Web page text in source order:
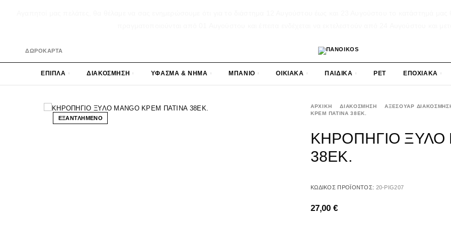
ΔΩΡΟΚΑΡΤΑ
ΕΠΙΠΛΑ ΔΙΑΚΟΣΜΗΣΗ ΥΦΑΣΜΑ & ΝΗΜΑ ΜΠΑΝΙΟ ΟΙΚΙΑΚΑ ΠΑΙΔΙΚΑ PET ΕΠΟΧΙΑΚΑ
ΕΞΑΝΤΛΗΜΕΝΟ
ΑΡΧΙΚΉ ΔΙΑΚΟΣΜΗΣΗ ΑΞΕΣΟΥΑΡ
ΚΡΕΜ ΠΑΤΙΝΑ 38ΕΚ.
ΚΗΡΟΠΗΓΙΟ ΞΥΛΟ
38ΕΚ.
ΚΩΔΙΚΌΣ ΠΡΟΪΌΝΤΟΣ: 20-PIG207
27,00 €